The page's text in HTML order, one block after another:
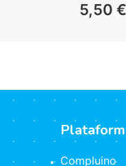
5,50 €
Compluino